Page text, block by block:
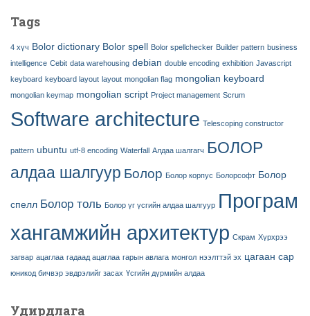
Tags
4 хүч Bolor dictionary Bolor spell Bolor spellchecker Builder pattern business
intelligence Cebit data warehousing debian double encoding exhibition Javascript
keyboard keyboard layout layout mongolian flag mongolian keyboard
mongolian keymap mongolian script Project management Scrum
Software architecture Telescoping constructor
pattern ubuntu utf-8 encoding Waterfall Алдаа шалгагч БОЛОР
алдаа шалгуур Болор Болор корпус Болорсофт Болор
спелл Болор толь Болор үг үсгийн алдаа шалгуур Програм
хангамжийн архитектур Скрам Хүрхрээ
загвар ацаглаа гадаад ацаглаа гарын авлага монгол нээлттэй эх цагаан сар
юникод бичвэр эвдрэлийг засах Үсгийн дүрмийн алдаа
Удирдлага